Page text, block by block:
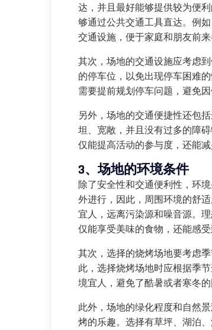
达，并且最好能够提供较为便
够通过公共交通工具直达。例
交通设施，便于家庭和朋友前来
其次，场地的交通设施应考虑
的停车位，以免出现停车困难
需要提前规划停车问题，避免
另外，场地的交通便捷性还包
坦、宽敞，并且没有过多的障
仅能提高活动的参与度，还能
3、场地的环境条件
除了安全性和交通便利性，环
外进行，因此，周围环境的舒
宜人，远离污染源和噪音源。
仅能享受美味的食物，还能感受
其次，选择的烧烤场地要考虑
此，选择烧烤场地时应根据季
境宜人，避免了酷暑或者寒冬
此外，场地的绿化程度和自然
烤的乐趣。选择有草坪、湖泊